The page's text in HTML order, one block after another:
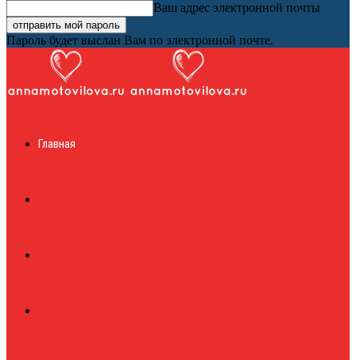
Ваш адрес электронной почты
Пароль будет выслан Вам по электронной почте.
журналГлавная